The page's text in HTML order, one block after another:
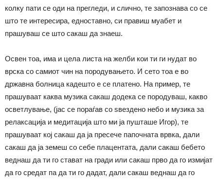
колку пати се оди на прегледи, и слично, те запознава со се
што те интересира, едноставно, си правиш муабет и
прашуваш се што сакаш да знаеш.
Освен тоа, има и цела листа на желби кои ти ги нудат во
врска со самиот чин на породувањето. И сето тоа е во
државна болница кадешто е се платено. На пример, те
прашуваат каква музика сакаш додека се породуваш, какво
осветлување, (јас се пораѓав со ѕвездено небо и музика за
релаксација и медитација што ми ја пушташе Игор), те
прашуваат кој сакаш да ја пресече папочната врвка, дали
сакаш да ја земеш со себе плацентата, дали сакаш бебето
веднаш да ти го стават на гради или сакаш прво да го измијат
да го средат па да ти го дадат, дали сакаш веднаш да го